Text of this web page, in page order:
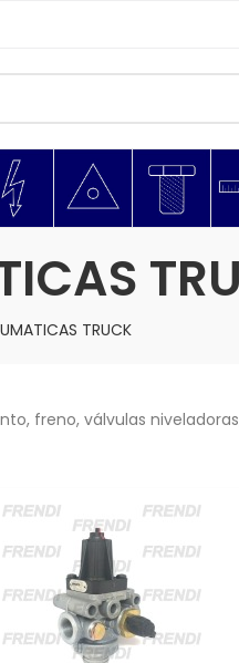
TRUCK
freno, válvulas